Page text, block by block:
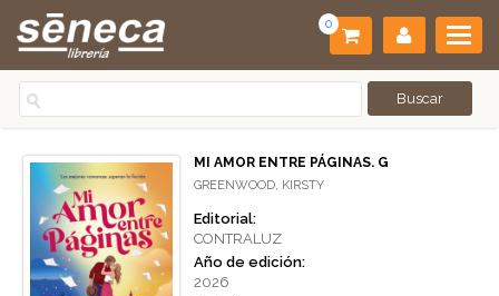
0
MI AMOR ENTRE PÁGINAS. G
GREENWOOD, KIRSTY
Editorial:
CONTRALUZ
Año de edición:
2026